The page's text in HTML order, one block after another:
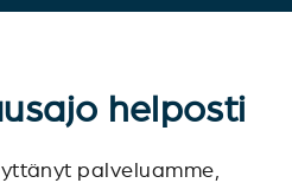
helposti
palveluamme,